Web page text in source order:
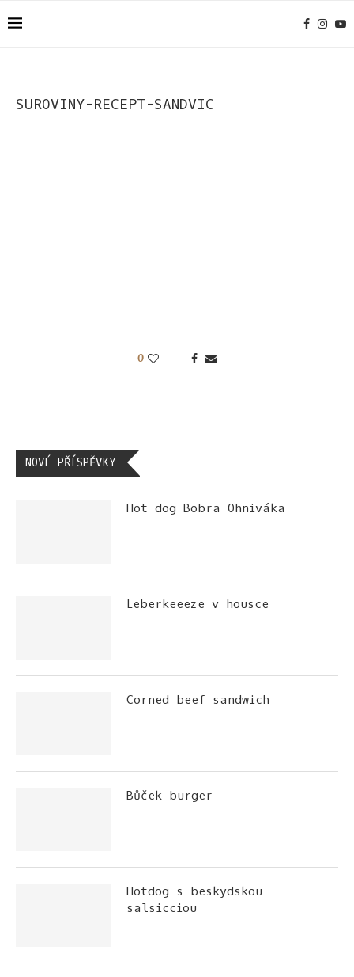
SUROVINY-RECEPT-SANDVIC
0
NOVÉ PŘÍSPĚVKY
Hot dog Bobra Ohniváka
Leberkeeeze v housce
Corned beef sandwich
Bůček burger
Hotdog s beskydskou
salsicciou